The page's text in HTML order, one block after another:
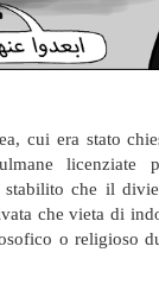
cui era stato
licenziate
che il
che vieta di
o religioso